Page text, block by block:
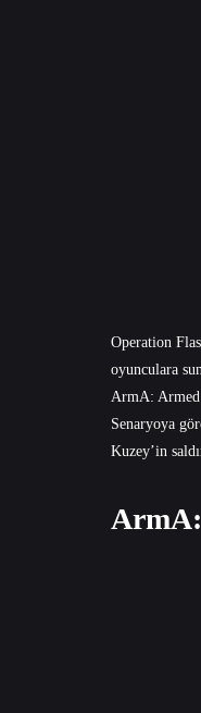
Operation
oyunculara
ArmA: Armed
Senaryoya
Kuzey’in
ArmA: